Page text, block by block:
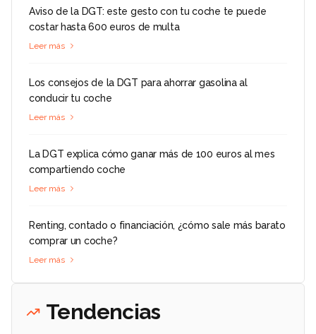
Aviso de la DGT: este gesto con tu coche te puede
costar hasta 600 euros de multa
Leer más
Los consejos de la DGT para ahorrar gasolina al
conducir tu coche
Leer más
La DGT explica cómo ganar más de 100 euros al mes
compartiendo coche
Leer más
Renting, contado o financiación, ¿cómo sale más barato
comprar un coche?
Leer más
Tendencias